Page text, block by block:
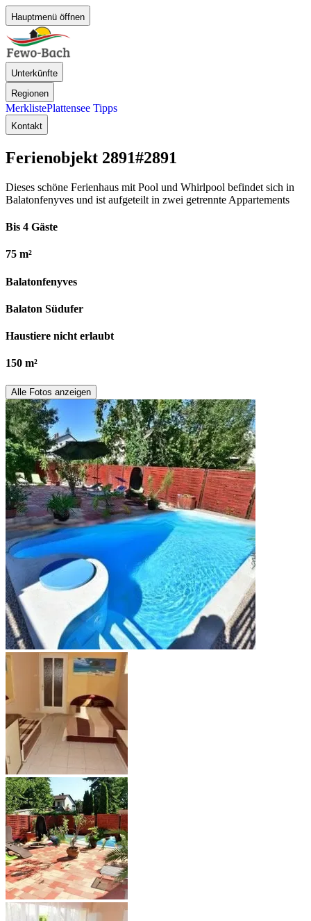
Hauptmenü öffnen
Unterkünfte
Regionen
MerklistePlattensee Tipps
Kontakt
Ferienobjekt 2891#2891
Dieses schöne Ferienhaus mit Pool und Whirlpool befindet sich in
Balatonfenyves und ist aufgeteilt in zwei getrennte Appartements
Bis 4 Gäste
75 m²
Balatonfenyves
Balaton Südufer
Haustiere nicht erlaubt
150 m²
Alle Fotos anzeigen